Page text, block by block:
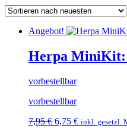
Angebot!
Herpa
vorbestellbar
vorbestellbar
7,95€ Ursprünglicher
6,75 €Aktueller
inkl. gesetzl.